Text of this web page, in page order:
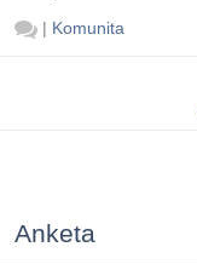
| Komunita
Anketa